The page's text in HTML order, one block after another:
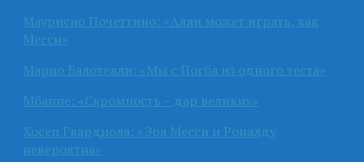
Маурисио Почеттино: «Алли может играть, как
Месси»
Марио Балотелли: «Мы с Погба из одного теста»
Мбаппе: «Скромность – дар великих»
Хосеп Гвардиола: «Эра Месси и Роналду
невероятна»